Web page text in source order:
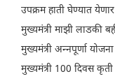
उपक्रम हाती घेण्यात
मुख्यमंत्री माझी लाडकी
मुख्यमंत्री अन्नपूर्णा
मुख्यमंत्री 100 दिवस